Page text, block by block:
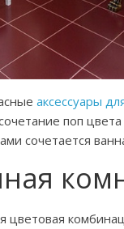
аксессуары
поп
сочетается